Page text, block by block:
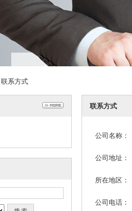
联系方式
联系方式
公司名称：
公司地址：
所在地区：
公司电话：